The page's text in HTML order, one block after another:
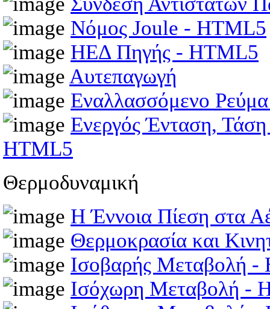
Νόμος Joule - HTML5
ΗΕΔ Πηγής - HTML5
Αυτεπαγωγή
Εναλλασσόμενο
Ενεργός Ένταση,
HTML5
Θερμοδυναμική
Η Έννοια Πίεση στα
Θερμοκρασία και
Ισοβαρής Μεταβολή
Ισόχωρη Μεταβολή -